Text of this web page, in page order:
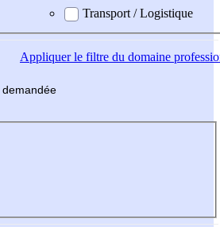
Transport / Logistique
Appliquerle filtre du domaine
demandée